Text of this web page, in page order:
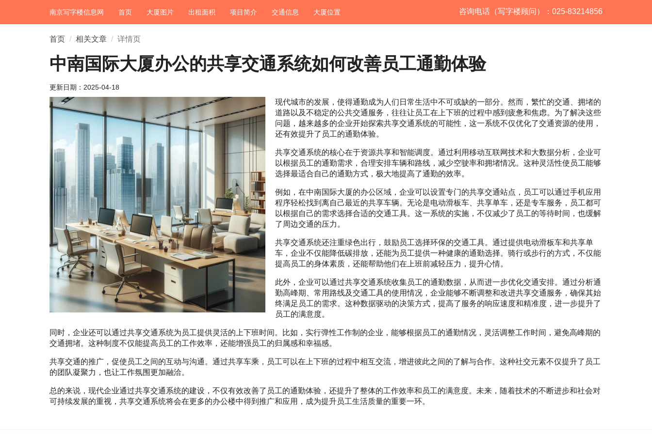
南京写字楼信息网 首页 大厦图片 出租面积 项目简介 交通信息 大厦位置 咨询电话（写字楼顾问）：025-83214856
首页 相关文章 详情页
中南国际大厦办公的共享交通系统如何改善员工通勤体验
更新日期： 2025-04-18
现代城市的发展，使得通勤成为人们日常生活中不可或缺的一部分。然而，繁忙的交通、拥堵的
道路以及不稳定的公共交通服务，往往让员工在上下班的过程中感到疲惫和焦虑。为了解决这些
问题，越来越多的企业开始探索共享交通系统的可能性，这一系统不仅优化了交通资源的使用，
还有效提升了员工的通勤体验。
共享交通系统的核心在于资源共享和智能调度。通过利用移动互联网技术和大数据分析，企业可
以根据员工的通勤需求，合理安排车辆和路线，减少空驶率和拥堵情况。这种灵活性使员工能够
选择最适合自己的通勤方式，极大地提高了通勤的效率。
例如，在中南国际大厦的办公区域，企业可以设置专门的共享交通站点，员工可以通过手机应用
程序轻松找到离自己最近的共享车辆。无论是电动滑板车、共享单车，还是专车服务，员工都可
以根据自己的需求选择合适的交通工具。这一系统的实施，不仅减少了员工的等待时间，也缓解
了周边交通的压力。
共享交通系统还注重绿色出行，鼓励员工选择环保的交通工具。通过提供电动滑板车和共享单
车，企业不仅能降低碳排放，还能为员工提供一种健康的通勤选择。骑行或步行的方式，不仅能
提高员工的身体素质，还能帮助他们在上班前减轻压力，提升心情。
此外，企业可以通过共享交通系统收集员工的通勤数据，从而进一步优化交通安排。通过分析通
勤高峰期、常用路线及交通工具的使用情况，企业能够不断调整和改进共享交通服务，确保其始
终满足员工的需求。这种数据驱动的决策方式，提高了服务的响应速度和精准度，进一步提升了
员工的满意度。
同时，企业还可以通过共享交通系统为员工提供灵活的上下班时间。比如，实行弹性工作制的企业，能够根据员工的通勤情况，灵活调整工作时间，避免高峰期的
交通拥堵。这种制度不仅能提高员工的工作效率，还能增强员工的归属感和幸福感。
共享交通的推广，促使员工之间的互动与沟通。通过共享车乘，员工可以在上下班的过程中相互交流，增进彼此之间的了解与合作。这种社交元素不仅提升了员工
的团队凝聚力，也让工作氛围更加融洽。
总的来说，现代企业通过共享交通系统的建设，不仅有效改善了员工的通勤体验，还提升了整体的工作效率和员工的满意度。未来，随着技术的不断进步和社会对
可持续发展的重视，共享交通系统将会在更多的办公楼中得到推广和应用，成为提升员工生活质量的重要一环。